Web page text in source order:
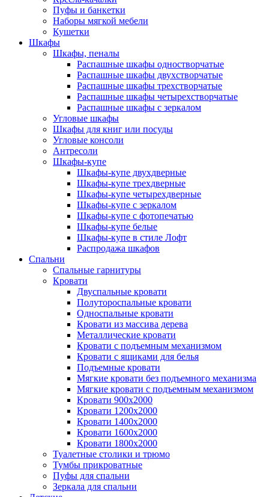
Пуфы и банкетки
Наборы мягкой мебели
Кушетки
Шкафы
Шкафы, пеналы
Распашные шкафы одностворчатые
Распашные шкафы двухстворчатые
Распашные шкафы трехстворчатые
Распашные шкафы четырехстворчатые
Распашные шкафы с зеркалом
Угловые шкафы
Шкафы для книг или посуды
Угловые консоли
Антресоли
Шкафы-купе
Шкафы-купе двухдверные
Шкафы-купе трехдверные
Шкафы-купе четырехдверные
Шкафы-купе с зеркалом
Шкафы-купе с фотопечатью
Шкафы-купе белые
Шкафы-купе в стиле Лофт
Распродажа шкафов
Спальни
Спальные гарнитуры
Кровати
Двуспальные кровати
Полутороспальные кровати
Односпальные кровати
Кровати из массива дерева
Металлические кровати
Кровати с подъемным механизмом
Кровати с ящиками для белья
Подъемные кровати
Мягкие кровати без подъемного механизма
Мягкие кровати с подъемным механизмом
Кровати 900х2000
Кровати 1200х2000
Кровати 1400х2000
Кровати 1600х2000
Кровати 1800х2000
Туалетные столики и трюмо
Тумбы прикроватные
Пуфы для спальни
Зеркала для спальни